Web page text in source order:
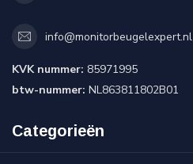
info@monitorbeugelexpert.nl
KVK nummer: 85971995
btw-nummer: NL863811802B01
Categorieën